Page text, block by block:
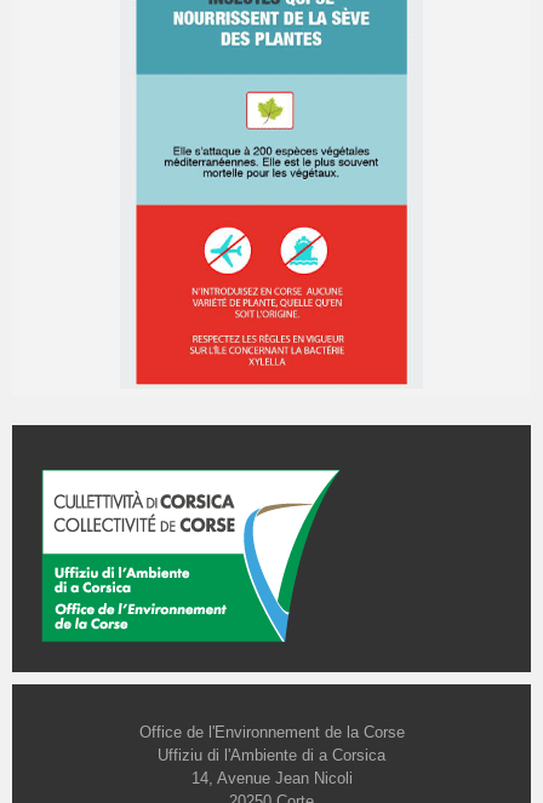
Office de l'Environnement de la Corse
Uffiziu di l'Ambiente di a Corsica
14, Avenue Jean Nicoli